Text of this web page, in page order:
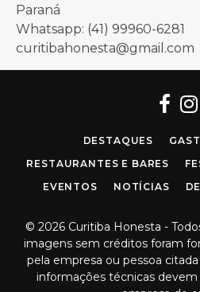
Paraná
Whatsapp: (41) 99960-6281
curitibahonesta@gmail.com
DESTAQUES
RESTAURANTES E BARES
EVENTOS
NOTÍCIAS
© 2026 Curitiba Honesta -
imagens sem créditos foram
pela empresa ou pessoa
informações técnicas devem